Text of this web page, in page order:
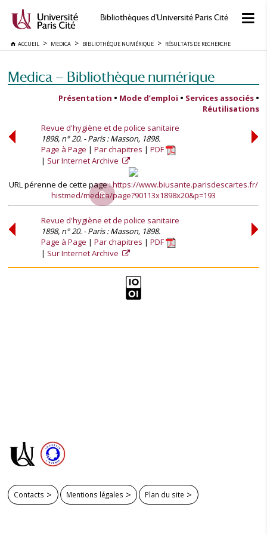
Bibliothèques d'Université Paris Cité
ACCUEIL MEDICA BIBLIOTHÈQUE NUMÉRIQUE RÉSULTATS DE RECHERCHE
Medica — Bibliothèque numérique
Présentation • Mode d’emploi • Services associés •
Réutilisations
Revue d'hygiène et de police sanitaire
1898, n° 20. - Paris : Masson, 1898.
Page à Page
Par chapitres
PDF
Sur Internet Archive
URL pérenne de cette page :https://www.biusante.parisdescartes.fr/
histmed/medica/page?90113x1898x20&p=193
Revue d'hygiène et de police sanitaire
1898, n° 20. - Paris : Masson, 1898.
Page à Page
Par chapitres
PDF
Sur Internet Archive
Contacts Mentions légales Plan du site